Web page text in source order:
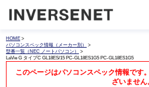
HOME >
パソコンスペック情報（メーカー別）
>
型番一覧（NEC ノートパソコン）
>
LaVie G タイプC GL18ES/15 PC-GL18ES1G5 PC-GL18ES1G5
このページはパソコンスペック情報です
ざいません